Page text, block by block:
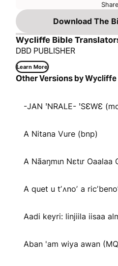
Share
Download The
Wycliffe Bible
DBD PUBLISHER
Learn More
Other Versions by
-JAN ꞌNRALE- ꞌSƐWƐ
A Nitana Vure (bnp)
A Nãaŋmɩn Nɛtɩr Oaalaa
A quet u tʼʌnoʼ a
Aadi keyri: linjiila iisaa
Aban 'am wiya awan